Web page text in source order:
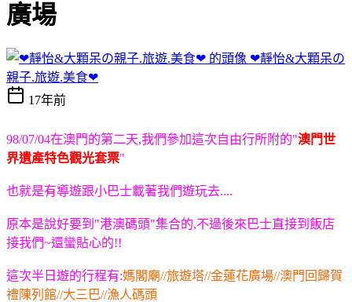
廣場
❤靜怡&大顆呆の
親子.旅遊.美食❤
17年前
98/07/04在澳門的第二天,我們參加這次自由行所附的"澳門世
界遺產特色觀光套票"
也就是有導遊跟小巴士載著我們遊玩去....
原本是說好要到"港澳碼頭"集合的,不過後來巴士直接到飯店
接我們~還蠻貼心的!!
這次半日遊的行程有:媽閣廟//旅遊塔//金蓮花廣場//澳門回歸賀
禮陳列館//大三巴//漁人碼頭